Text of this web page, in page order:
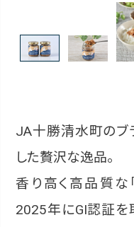
JA十勝清水町のブ
した贅沢な逸品。
香り高く高品質な
2025年にGI認証を